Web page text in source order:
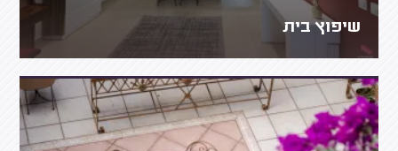
שיפוץ בית